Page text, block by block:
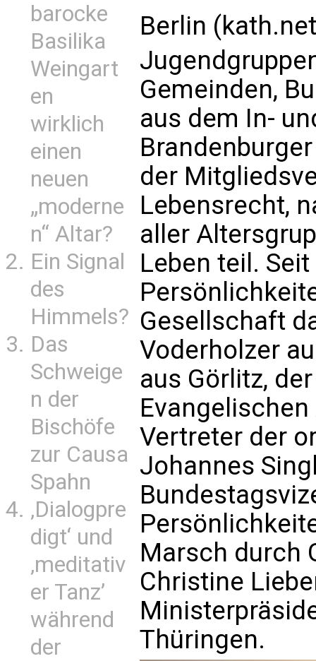
barocke
Basilika
Weingart
en
wirklich
einen
neuen
„moderne
n“ Altar?
Ein Signal
des
Himmels?
Das
Schweige
n der
Bischöfe
zur Causa
Spahn
‚Dialogpre
digt‘ und
‚meditativ
er Tanz’
während
der
Berlin
Gemeinden,
aus dem In-
der
Lebensrecht,
aller
Leben teil.
Gesellschaft
Voderholzer
aus Görlitz,
Vertreter der
Johannes
Marsch durch
Christine
Thüringen.